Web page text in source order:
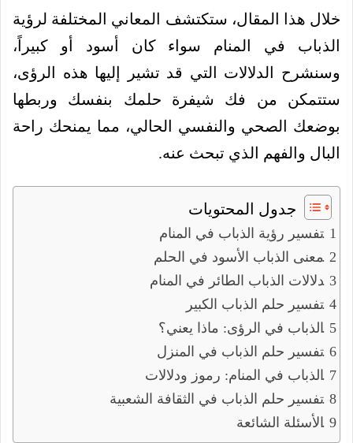
خلال هذا المقال، ستكتشف المعاني المختلفة لرؤية
الذباب في المنام سواء كان أسود أو كبيراً،
وسنشرح الدلالات التي قد تشير إليها هذه الرؤى،
ستتمكن من فك شيفرة حلمك بنفسك وربطها
بوضعك الصحي والنفسي الحالي، مما يمنحك راحة
البال والفهم الذي تبحث عنه.
جدول المحتويات
تفسير رؤية الذباب في المنام
معنى الذباب الأسود في الحلم
دلالات الذباب الطائر في المنام
تفسير حلم الذباب الكبير
الذباب في الرؤى: ماذا يعني؟
تفسير حلم الذباب في المنزل
الذباب في المنام: رموز ودلالات
تفسير حلم الذباب في الثقافة الشعبية
الأسئلة الشائعة